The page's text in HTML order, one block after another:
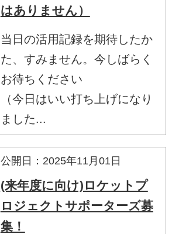
はありません）
当日の活用記録を期待したか
た、すみません。今しばらく
お待ちください
（今日はいい打ち上げになり
ました...
公開日：2025年11月01日
(来年度に向け)ロケットプ
ロジェクトサポーターズ募
集！